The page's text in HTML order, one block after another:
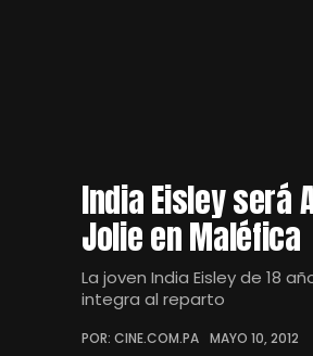
India Eisley será
Jolie en Maléfica
La joven India Eisley de 18
integra al reparto
POR: CINE.COM.PA MAYO 10, 2012